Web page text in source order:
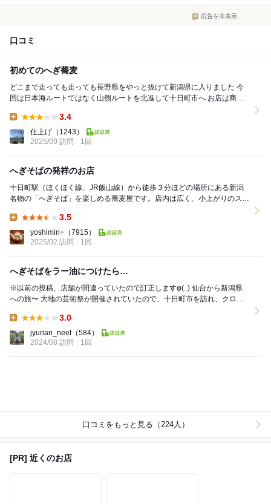
広告を非表示
口コミ
初めてのへぎ蕎麦
どこまで走っても走っても長野県をやっと抜けて新潟県に入りました 今
回は日本海ルートではなく山側ルートを北進して十日町市へ お店は商店
3.4
仕上げ （1243）
2025/09 訪問
1回
へぎそばの発祥のお店
十日町駅（ほくほく線、JR飯山線）から徒歩３分ほどの場所にある新潟
名物の「へぎそば」を楽しめる蕎麦屋です。店内は広く、小上がりのスペ
3.5
yoshimin+ （7915）
2025/02 訪問
1回
へぎそばをラー油につけたら…
※以前の投稿、店舗が間違っていたので訂正しますφ(..) 仙台から新潟県
への旅〜 大地の芸術祭が開催されていたので、十日町市を訪れ、クロス
3.0
jyurian_neet （584）
2024/08 訪問
1回
口コミをもっと見る（224人）
[PR] 近くのお店